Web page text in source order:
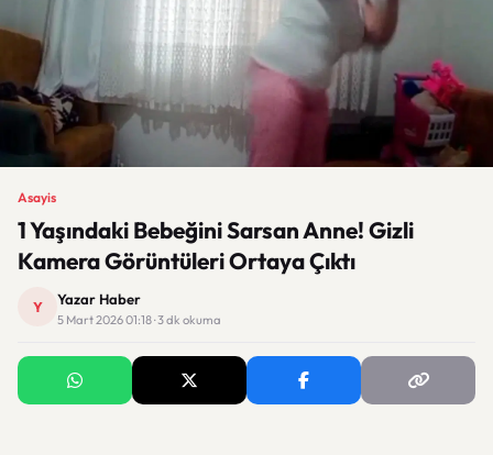
Asayis
1 Yaşındaki Bebeğini Sarsan Anne! Gizli
Kamera Görüntüleri Ortaya Çıktı
Y Yazar Haber
5 Mart 2026 01:18 · 3 dk okuma